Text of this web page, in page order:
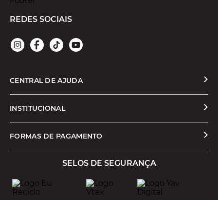
REDES SOCIAIS
CENTRAL DE AJUDA
Solicitar Troca ou Devolução
Formas de Pagamento
Cashback
INSTITUCIONAL
Quem Somos
Trabalhe Conosco
FORMAS DE PAGAMENTO
SELOS DE SEGURANÇA